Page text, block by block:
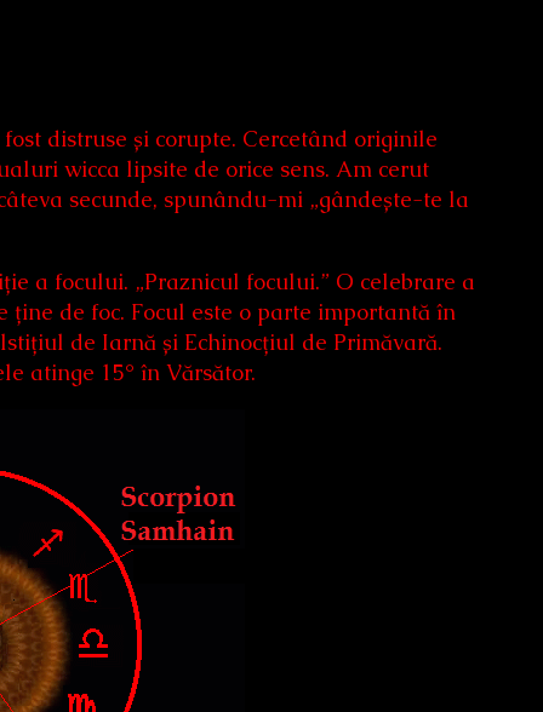
distruse și corupte. Cercetând originile
wicca lipsite de orice sens. Am cerut
secunde, spunându-mi „gândește-te la
a focului. „Praznicul focului.” O celebrare a
ține de foc. Focul este o parte importantă în
de Iarnă și Echinocțiul de Primăvară.
atinge 15° în Vărsător.